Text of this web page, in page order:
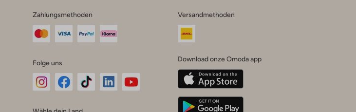
Zahlungsmethoden
Folge uns
Versandmethoden
Download onze Omoda app